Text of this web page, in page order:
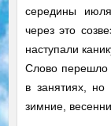
середины
через это
наступали
Слово перешло
в занятиях,
зимние,